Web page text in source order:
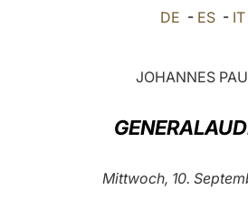
DE - ES - IT
JOHANNES
Mittwoch, 10.